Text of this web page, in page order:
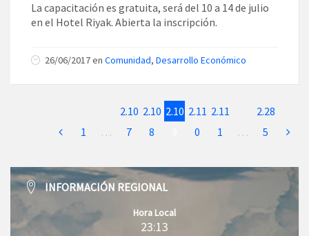
La capacitación es gratuita, será del 10 a 14 de julio
en el Hotel Riyak. Abierta la inscripción.
26/06/2017en Comunidad, Desarrollo Económico
1 …
2.10
7
2.10
8
2.10 2.11
0
2.11
1
…
2.28
5
INFORMACIÓN REGIONAL
Hora Local
23:13